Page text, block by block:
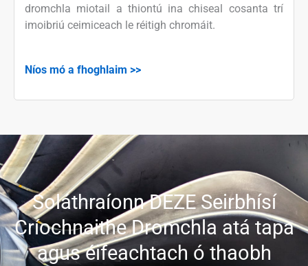
dromchla miotail a thiontú ina chiseal cosanta trí
imoibriú ceimiceach le réitigh chromáit.
Níos mó a fhoghlaim >>
Soláthraíonn DEZE Seirbhísí
Críochnaithe Dromchla atá tapa
agus éifeachtach ó thaobh